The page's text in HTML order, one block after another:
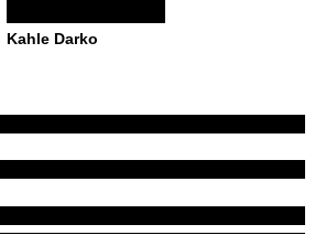
Kahle Darko